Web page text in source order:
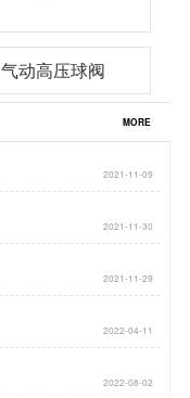
气动高压球阀
MORE
2021-11-09
2021-11-30
2021-11-29
2022-04-11
2022-08-02